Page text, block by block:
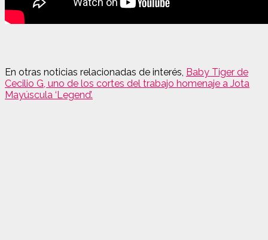
En otras noticias relacionadas de interés, Baby Tiger de
Cecilio G, uno de los cortes del trabajo homenaje a Jota
Mayúscula ‘Legend’.